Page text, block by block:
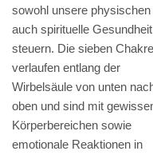
sowohl unsere physischen
auch spirituelle Gesundheit
steuern. Die sieben
verlaufen entlang der
Wirbelsäule von unten
oben und sind mit
Körperbereichen sowie
emotionale Reaktionen in